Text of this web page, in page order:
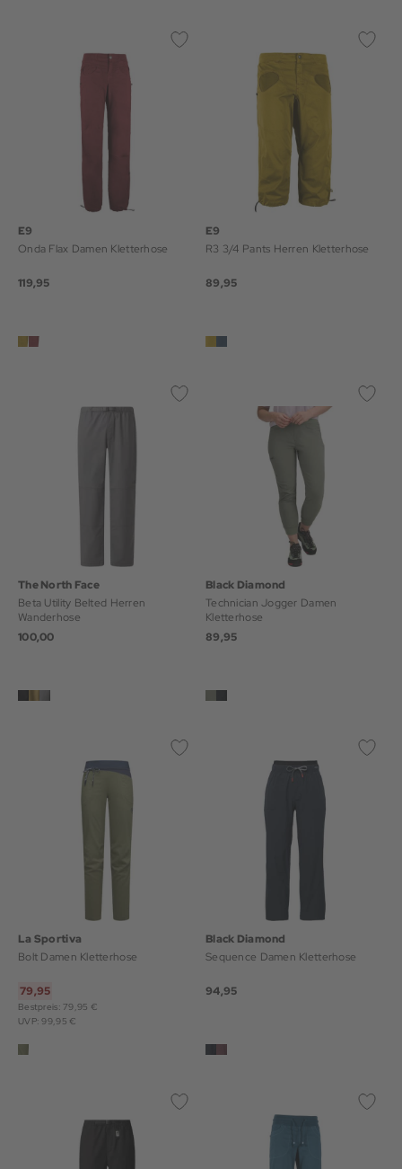
E9
Onda Flax Damen Kletterhose
119,95
E9
R3 3/4 Pants Herren Kletterhose
89,95
The North Face
Beta Utility Belted Herren
Wanderhose
100,00
Black Diamond
Technician Jogger Damen
Kletterhose
89,95
La Sportiva
Bolt Damen Kletterhose
79,95
Bestpreis: 79,95 €
UVP: 99,95 €
Black Diamond
Sequence Damen Kletterhose
94,95